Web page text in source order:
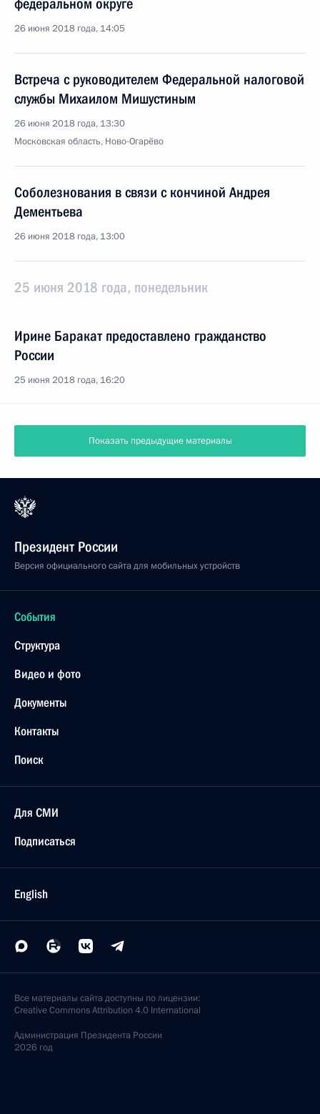
федеральном округе
26 июня 2018 года, 14:05
Встреча с руководителем Федеральной налоговой
службы Михаилом Мишустиным
26 июня 2018 года, 13:30
Московская область, Ново-Огарёво
Соболезнования в связи с кончиной Андрея
Дементьева
26 июня 2018 года, 13:00
25 июня 2018 года, понедельник
Ирине Баракат предоставлено гражданство
России
25 июня 2018 года, 16:20
Показать предыдущие материалы
Президент России
Версия официального сайта для мобильных устройств
События
Структура
Видео и фото
Документы
Контакты
Поиск
Для СМИ
Подписаться
English
Все материалы сайта доступны по лицензии:
Creative Commons Attribution 4.0 International
Администрация Президента России
2026 год